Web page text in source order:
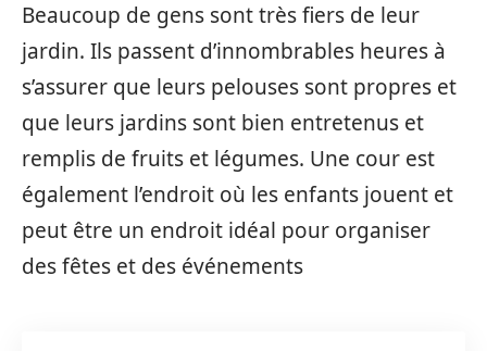
Beaucoup de gens sont très fiers de leur
jardin. Ils passent d’innombrables heures à
s’assurer que leurs pelouses sont propres et
que leurs jardins sont bien entretenus et
remplis de fruits et légumes. Une cour est
également l’endroit où les enfants jouent et
peut être un endroit idéal pour organiser
des fêtes et des événements